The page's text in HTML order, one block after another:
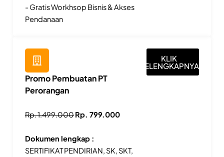
- Gratis Workhsop Bisnis & Akses
Pendanaan
Promo Pembuatan PT
Perorangan
Rp. 1.499.000Rp. 799.000
Dokumen lengkap :
SERTIFIKAT PENDIRIAN, SK, SKT,
KLIK
SELENGKAPNYA